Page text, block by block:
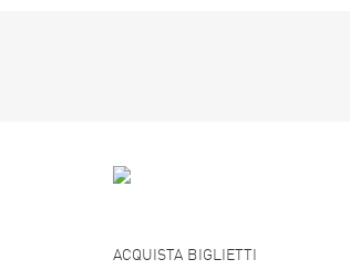
ACQUISTA BIGLIETTI